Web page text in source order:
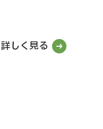
詳しく見る